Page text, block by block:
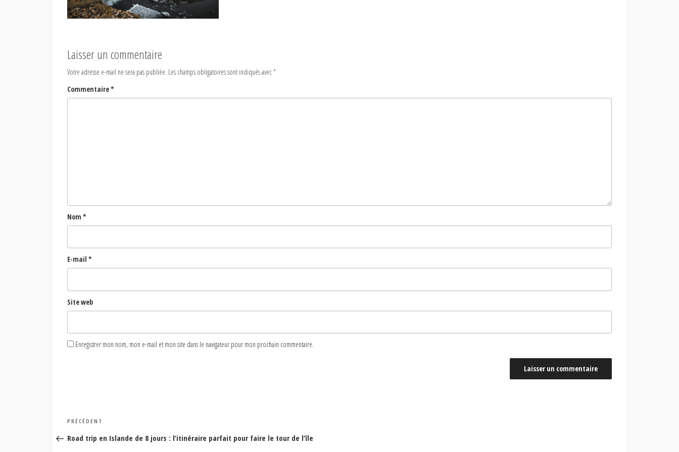
Laisser un commentaire
Votre adresse e-mail ne sera pas publiée. Les champs obligatoires sont indiqués avec*
Commentaire*
Nom *
E-mail *
Site web
Enregistrer mon nom, mon e-mail et mon site dans le navigateur pour mon prochain commentaire.
Navigation
de
Article
précédent
PRÉCÉDENT
Road trip en Islande de 8 jours : l’itinéraire parfait pour faire le tour de l’île